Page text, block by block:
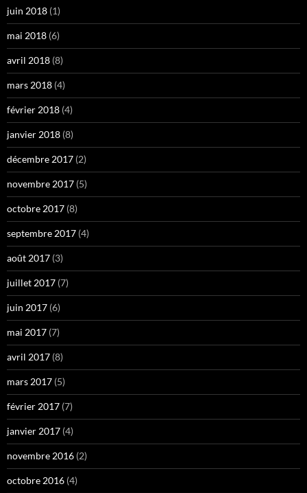
juin 2018 (1)
mai 2018 (6)
avril 2018 (8)
mars 2018 (4)
février 2018 (4)
janvier 2018 (8)
décembre 2017 (2)
novembre 2017 (5)
octobre 2017 (8)
septembre 2017 (4)
août 2017 (3)
juillet 2017 (7)
juin 2017 (6)
mai 2017 (7)
avril 2017 (8)
mars 2017 (5)
février 2017 (7)
janvier 2017 (4)
novembre 2016 (2)
octobre 2016 (4)